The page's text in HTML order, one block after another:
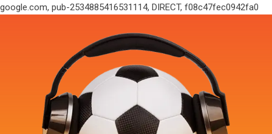
google.com, pub-2534885416531114, DIRECT, f08c47fec0942fa0